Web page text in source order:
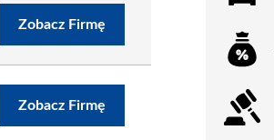
Zobacz Firmę
Zobacz Firmę